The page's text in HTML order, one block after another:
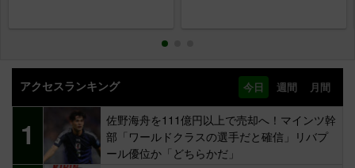
アクセスランキング 今日 週間 月間
1
佐野海舟を111億円以上で売却へ！マインツ幹
部「ワールドクラスの選手だと確信」リバプ
ール優位か「どちらかだ」